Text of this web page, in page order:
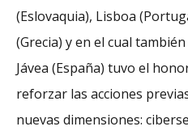
(Eslovaquia), Lisboa
(Grecia) y en el cual
Jávea (España) tuvo el
reforzar las acciones
nuevas dimensiones: